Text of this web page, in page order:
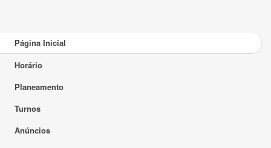
Página Inicial
Horário
Planeamento
Turnos
Anúncios